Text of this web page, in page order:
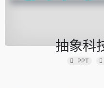
抽象科
PPT